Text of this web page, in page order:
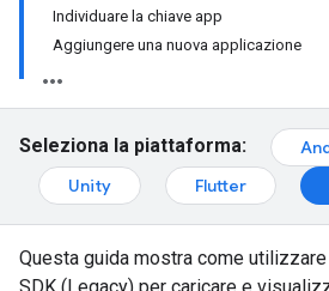
Individuare la chiave app
Aggiungere una nuova applicazione
Seleziona la piattaforma:
Unity
Flutter
Questa guida mostra come utilizzare